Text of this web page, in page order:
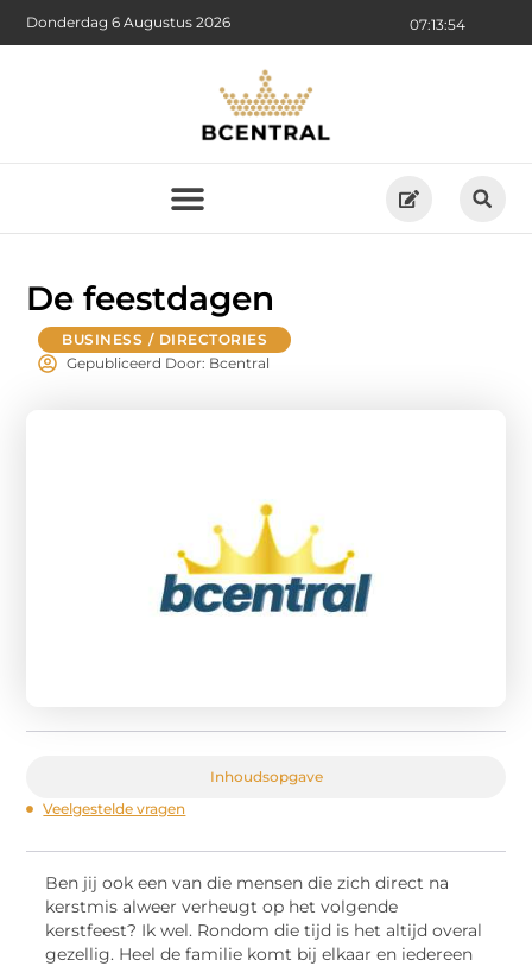
07:13:55
Donderdag 6 Augustus 2026
De feestdagen
BUSINESS / DIRECTORIES
Gepubliceerd Door: Bcentral
Inhoudsopgave
Veelgestelde vragen
Ben jij ook een van die mensen die zich direct na
kerstmis alweer verheugt op het volgende
kerstfeest? Ik wel. Rondom die tijd is het altijd overal
gezellig. Heel de familie komt bij elkaar en iedereen